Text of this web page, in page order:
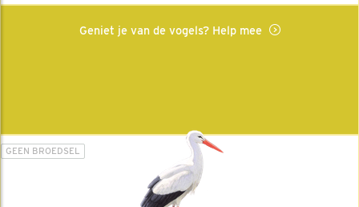
Geniet je van de vogels? Help mee
GEEN BROEDSEL